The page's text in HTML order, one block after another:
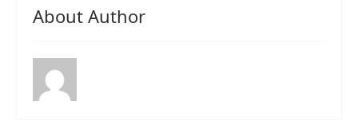
About Author